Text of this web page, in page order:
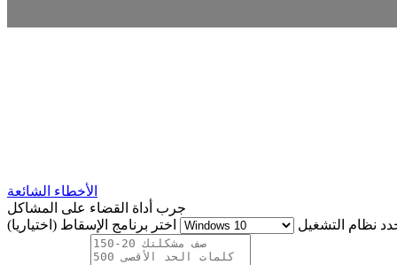
الأخطاء الشائعة
جرب أداة القضاء على المشاكل
نظام التشغيل
اختر برنامج الإسقاط (اختياريا)